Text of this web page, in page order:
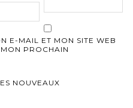
E-MAIL ET MON SITE WEB
PROCHAIN
NOUVEAUX